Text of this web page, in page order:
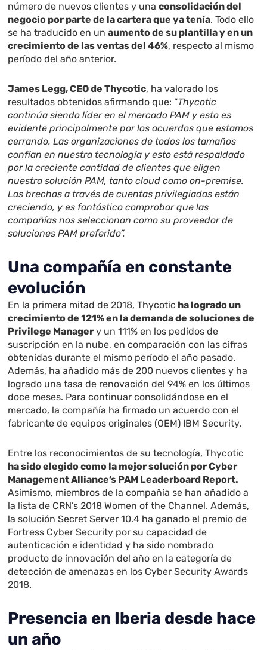
número de nuevos clientes y unaconsolidación del
negocio por parte de la cartera que ya tenía. Todo ello
se ha traducido en unaumento de su plantilla y en un
crecimiento de las ventas del 46%, respecto al mismo
período del año anterior.
James Legg, CEO de Thycotic, ha valorado los
resultados obtenidos afirmando que: “Thycotic
continúa siendo líder en el mercado PAM y esto es
evidente principalmente por los acuerdos que estamos
cerrando. Las organizaciones de todos los tamaños
confían en nuestra tecnología y esto está respaldado
por la creciente cantidad de clientes que eligen
nuestra solución PAM, tanto cloud como on-premise.
Las brechas a través de cuentas privilegiadas están
creciendo, y es fantástico comprobar que las
compañías nos seleccionan como su proveedor de
soluciones PAM preferido”.
Una compañía en constante
evolución
En la primera mitad de 2018, Thycotic ha logrado un
crecimiento de 121% en la demanda de soluciones de
Privilege Manager y un 111% en los pedidos de
suscripción en la nube, en comparación con las cifras
obtenidas durante el mismo período el año pasado.
Además, ha añadido más de 200 nuevos clientes y ha
logrado una tasa de renovación del 94% en los últimos
doce meses. Para continuar consolidándose en el
mercado, la compañía ha firmado un acuerdo con el
fabricante de equipos originales (OEM) IBM Security.
Entre los reconocimientos de su tecnología, Thycotic
ha sido elegido como la mejor solución por Cyber
Management Alliance’s PAM Leaderboard Report.
Asimismo, miembros de la compañía se han añadido a
la lista de CRN’s 2018 Women of the Channel. Además,
la solución Secret Server 10.4 ha ganado el premio de
Fortress Cyber Security por su capacidad de
autenticación e identidad y ha sido nombrado
producto de innovación del año en la categoría de
detección de amenazas en los Cyber Security Awards
2018.
Presencia en Iberia desde hace
un año